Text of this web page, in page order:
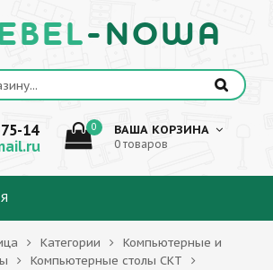
-NOWA
14
0 ВАША КОРЗИНА
0 товаров
Категории
Компьютерные и
Компьютерные столы СКТ